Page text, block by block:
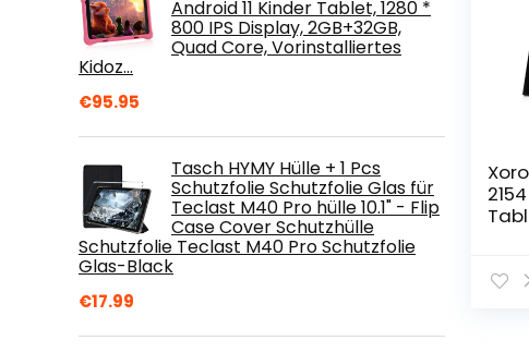
Android 11 Kinder Tablet, 1280 *
800 IPS Display, 2GB+32GB,
Quad Core, Vorinstalliertes
Kidoz…
€95.95
Tasch HYMY Hülle + 1 Pcs
Schutzfolie Schutzfolie Glas für
Teclast M40 Pro hülle 10.1" - Flip
Case Cover Schutzhülle
Schutzfolie Teclast M40 Pro Schutzfolie
Glas-Black
€17.99